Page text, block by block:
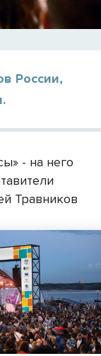
России,
- на него
Травников